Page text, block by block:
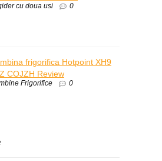
cu doua usi 0
frigorifica Hotpoint XH9
COJZH Review
Frigorifice 0